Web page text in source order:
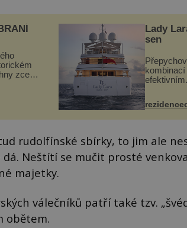
zcela
Lady
sen
paluby.
rudolfínské sbírky, to jim ale
Neštítí se mučit prosté
majetky.
válečníků patří také tzv.
obětem.